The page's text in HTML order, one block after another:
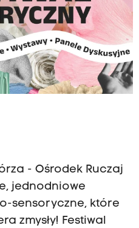
- Ośrodek Ruczaj
jednodniowe
sensoryczne, które
zmysły! Festiwal